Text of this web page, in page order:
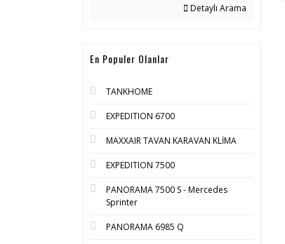
Detaylı Arama
En Populer Olanlar
TANKHOME
EXPEDITION 6700
MAXXAIR TAVAN KARAVAN KLİMA
EXPEDITION 7500
PANORAMA 7500 S - Mercedes
Sprinter
PANORAMA 6985 Q